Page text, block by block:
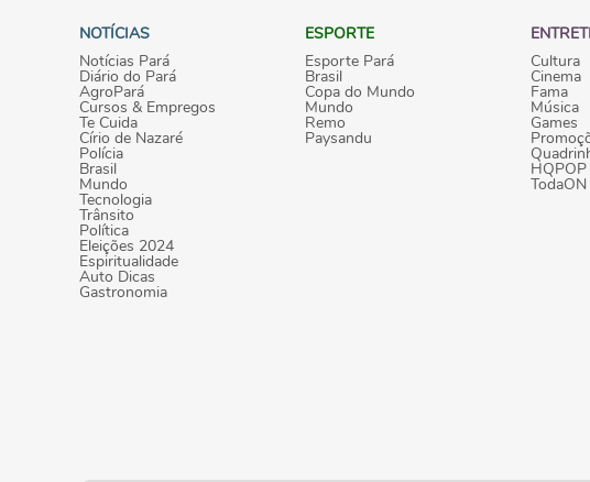
NOTÍCIAS
Notícias Pará
Diário do Pará
AgroPará
Cursos & Empregos
Te Cuida
Círio de Nazaré
Polícia
Brasil
Mundo
Tecnologia
Trânsito
Política
Eleições 2024
Espiritualidade
Auto Dicas
Gastronomia
ESPORTE
Esporte Pará
Brasil
Copa do Mundo
Mundo
Remo
Paysandu
Cultura
Cinema
Fama
Música
Games
HQPOP
TodaON